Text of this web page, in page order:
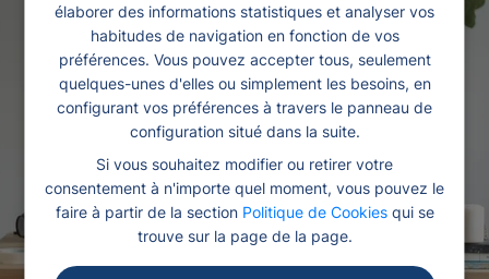
élaborer des informations statistiques et analyser vos
habitudes de navigation en fonction de vos
préférences. Vous pouvez accepter tous, seulement
quelques-unes d'elles ou simplement les besoins, en
configurant vos préférences à travers le panneau de
configuration situé dans la suite.
Si vous souhaitez modifier ou retirer votre
consentement à n'importe quel moment, vous pouvez le
faire à partir de la section Politique de Cookiesqui se
trouve sur la page de la page.